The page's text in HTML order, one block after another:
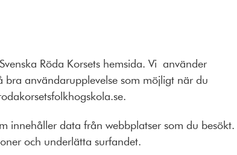
Röda Korsets hemsida. Vi använder
användarupplevelse som möjligt när du
innehåller data från webbplatser som du besökt.
och underlätta surfandet.